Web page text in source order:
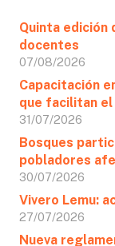
Quinta edición
docentes
07/08/2026
Capacitación
que facilitan
31/07/2026
Bosques
pobladores
30/07/2026
Vivero Lemu:
27/07/2026
Nueva